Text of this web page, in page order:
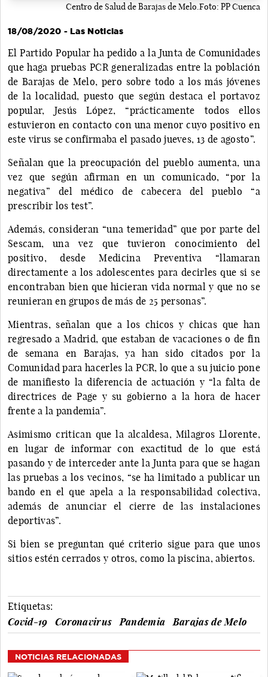
Centro de Salud de Barajas de Melo.Foto: PP Cuenca
18/08/2020 - Las Noticias
El Partido Popular ha pedido a la Junta de Comunidades
que haga pruebas PCR generalizadas entre la población
de Barajas de Melo, pero sobre todo a los más jóvenes
de la localidad, puesto que según destaca el portavoz
popular, Jesús López, “prácticamente todos ellos
estuvieron en contacto con una menor cuyo positivo en
este virus se confirmaba el pasado jueves, 13 de agosto”.
Señalan que la preocupación del pueblo aumenta, una
vez que según afirman en un comunicado, “por la
negativa” del médico de cabecera del pueblo “a
prescribir los test”.
Además, consideran “una temeridad” que por parte del
Sescam, una vez que tuvieron conocimiento del
positivo, desde Medicina Preventiva “llamaran
directamente a los adolescentes para decirles que si se
encontraban bien que hicieran vida normal y que no se
reunieran en grupos de más de 25 personas”.
Mientras, señalan que a los chicos y chicas que han
regresado a Madrid, que estaban de vacaciones o de fin
de semana en Barajas, ya han sido citados por la
Comunidad para hacerles la PCR, lo que a su juicio pone
de manifiesto la diferencia de actuación y “la falta de
directrices de Page y su gobierno a la hora de hacer
frente a la pandemia”.
Asimismo critican que la alcaldesa, Milagros Llorente,
en lugar de informar con exactitud de lo que está
pasando y de interceder ante la Junta para que se hagan
las pruebas a los vecinos, “se ha limitado a publicar un
bando en el que apela a la responsabilidad colectiva,
además de anunciar el cierre de las instalaciones
deportivas”.
Si bien se preguntan qué criterio sigue para que unos
sitios estén cerrados y otros, como la piscina, abiertos.
Etiquetas:
Covid-19
Coronavirus Pandemia Barajas de Melo
NOTICIAS RELACIONADAS